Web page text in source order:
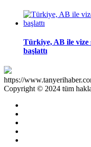
Türkiye, AB ile vize
başlattı
https://
Copyright © 2024 tüm